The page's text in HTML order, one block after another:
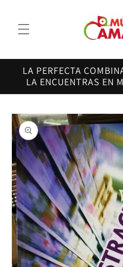
al contenido
LA PERFECTA
LA ENCUENTRAS EN
directamente
a la
información
del producto